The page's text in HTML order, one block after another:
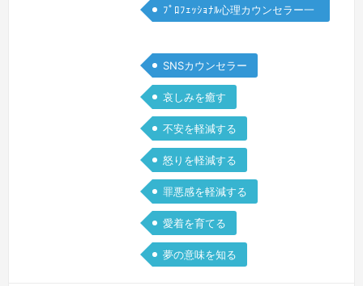
くした時、お一人おひとりが抱える想い
ﾌﾟﾛﾌｪｯｼｮﾅﾙ心理カウンセラー一
SNSカウンセラー
哀しみを癒す
不安を軽減する
怒りを軽減する
罪悪感を軽減する
愛着を育てる
夢の意味を知る